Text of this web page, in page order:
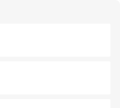
を楽しめる外せないスポット